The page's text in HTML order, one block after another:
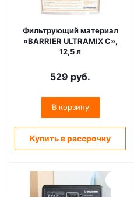
Фильтрующий материал
«BARRIER ULTRAMIX С»,
12,5 л
529 руб.
В корзину
Купить в рассрочку